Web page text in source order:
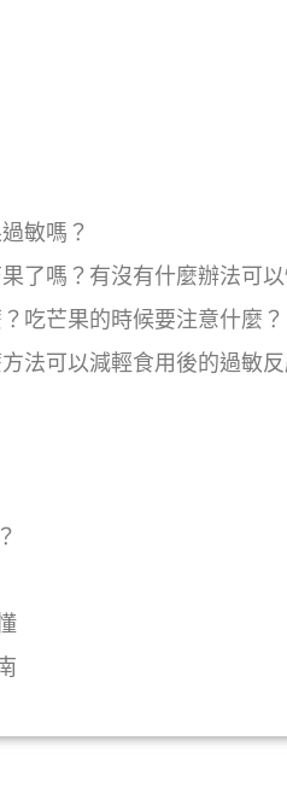
敏嗎？
了嗎？有沒有什麼辦法可以
吃芒果的時候要注意什麼？
法可以減輕食用後的過敏反